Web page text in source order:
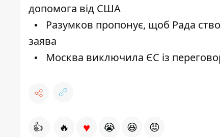
допомога від США
Разумков пропонує, щоб Рада
заява
Москва виключила ЄС із
👍 🔥 ♥ 😭 😆 😡